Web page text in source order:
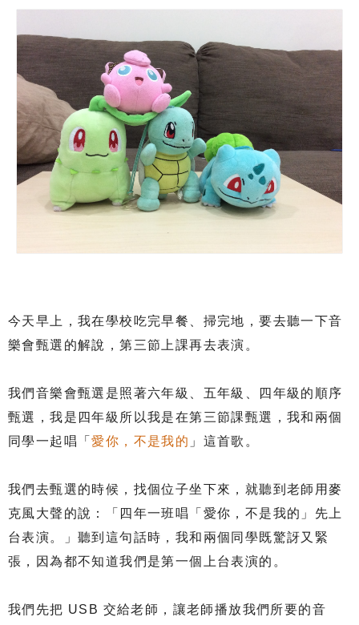
今天早上，我在學校吃完早餐、掃完地，要去聽一下音
樂會甄選的解說，第三節上課再去表演。
我們音樂會甄選是照著六年級、五年級、四年級的順序
甄選，我是四年級所以我是在第三節課甄選，我和兩個
同學一起唱「愛你，不是我的 」這首歌。
我們去甄選的時候，找個位子坐下來，就聽到老師用麥
克風大聲的說：「四年一班唱「愛你，不是我的」先上
台表演。」聽到這句話時，我和兩個同學既驚訝又緊
張，因為都不知道我們是第一個上台表演的。
我們先把 USB 交給老師，讓老師播放我們所要的音